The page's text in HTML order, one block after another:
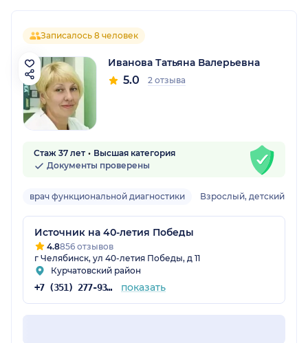
Записалось 8 человек
Иванова Татьяна Валерьевна
5.0 2 отзыва
Стаж 37 лет
Высшая категория
Документы проверены
врач функциональной диагностики Взрослый, детский
Источник на 40-летия Победы
4.8856 отзывов
г Челябинск, ул 40-летия Победы, д 11
Курчатовский район
+7 (351) 277-93-31 показать